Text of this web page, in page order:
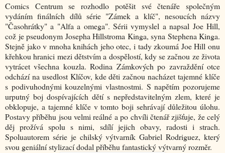
Comics Centrum se rozhodlo potěšit své čtenáře společným
vydáním finálních dílů série "Zámek a klíč", nesoucích názvy
"Časohrátky" a "Alfa a omega". Sérii vymyslel a napsal Joe Hill,
což je pseudonym Josepha Hillstroma Kinga, syna Stephena Kinga.
Stejně jako v mnoha knihách jeho otec, i tady zkoumá Joe Hill onu
křehkou hranici mezi dětstvím a dospělostí, kdy se začnou ze života
vytrácet všechna kouzla. Rodina Zámkových po zavraždění otce
odchází na usedlost Klíčov, kde děti začnou nacházet tajemné klíče
s podivuhodnými kouzelnými vlastnostmi. S napětím pozorujeme
urputný boj dospívajících dětí s nepředstavitelným zlem, které je
obklopuje, a tajemné klíče v tomto boji sehrávají důležitou úlohu.
Postavy příběhu jsou velmi reálné a po chvíli čtenář zjišťuje, že celý
děj prožívá spolu s nimi, sdílí jejich obavy, radosti i strach.
Spoluautorem série je chilský výtvarník Gabriel Rodriguez, který
svou geniální stylizací dodal příběhu fantastický výtvarný rozměr.